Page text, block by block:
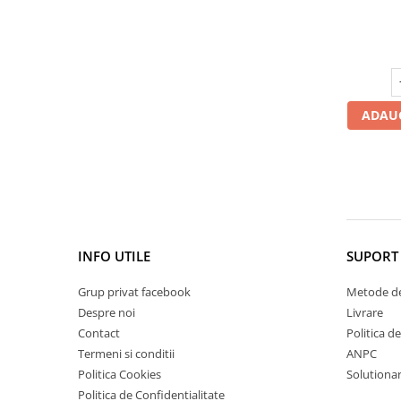
INFO UTILE
Grup privat facebook
Despre noi
Contact
Termeni si conditii
Politica Cookies
Politica de Confidentialitate
Metode
Livrare
Politica
ANPC